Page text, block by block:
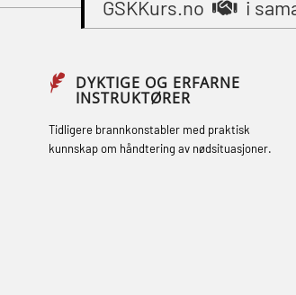
E-
(MBSBLE031)
oppdatering
STCW
GSKKurs.no i
DYKTIGE OG ERFARNE
INSTRUKTØRER
Tidligere brannkonstabler med praktisk
kunnskap om håndtering av nødsituasjoner.